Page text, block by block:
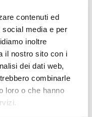
contenuti ed
social media e per
inoltre
il nostro sito con i
dei dati web,
combinarle
loro o che hanno
- Belluno
- Conegliano
- Covolo -
(131)
Martino -